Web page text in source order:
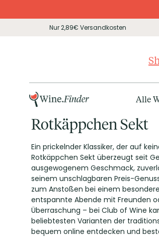
Nur 2,89€ Versandkosten
Alle
Rotkäppchen Sekt
Ein prickelnder Klassiker, der auf
Rotkäppchen Sekt überzeugt seit
ausgewogenem Geschmack,
seinem unschlagbaren Preis-
zum Anstoßen bei einem
entspannte Abende mit Freunden
Überraschung – bei Club of Wine
beliebtesten Varianten der
bequem online entdecken und